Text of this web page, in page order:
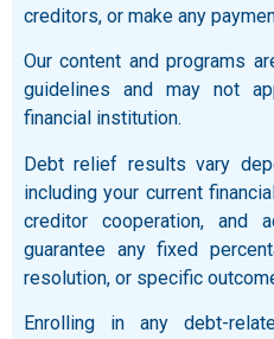
creditors, or make any
Our content and programs
guidelines and may not
financial institution.
Debt relief results vary
including your current
creditor cooperation, and
guarantee any fixed
resolution, or specific
Enrolling in any debt-